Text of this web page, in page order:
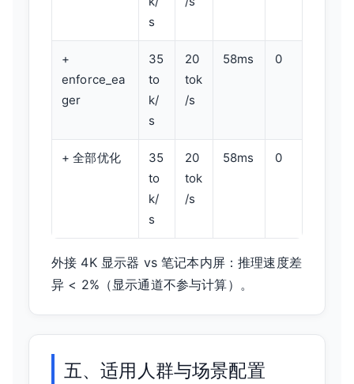
s
+
enforce_ea
ger
35
to
k/
s
20
tok
/s
58ms 0
+ 全部优化
35
to
k/
s
20
tok
/s
58ms 0
外接 4K 显示器 vs 笔记本内屏：推理速度差
异 < 2%（显示通道不参与计算）。
五、适用人群与场景配置